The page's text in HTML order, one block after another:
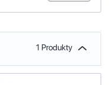
1 Produkty